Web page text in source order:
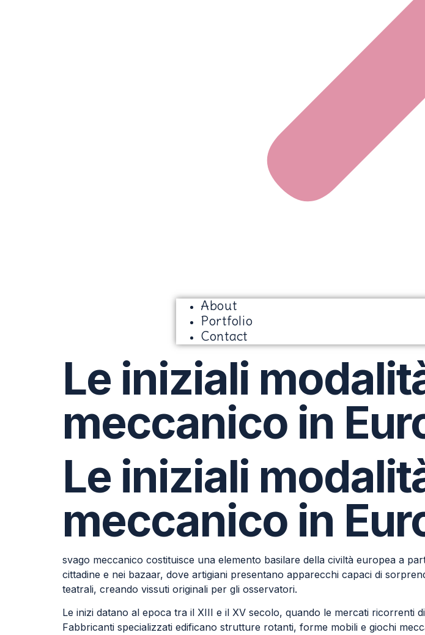
About
Portfolio
Contact
Le iniziali
meccanico in
Le iniziali
meccanico in
svago meccanico costituisce una elemento basilare della civiltà europea a
cittadine e nei bazaar, dove artigiani presentano apparecchi capaci di
teatrali, creando vissuti originali per gli osservatori.
Le inizi datano al epoca tra il XIII e il XV secolo, quando le mercati ricorrenti
Fabbricanti specializzati edificano strutture rotanti, forme mobili e giochi